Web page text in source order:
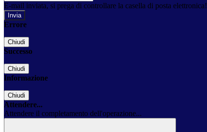
E-mail inviata, si prega di controllare la casella di posta elettronica!
Errore
Chiudi
Successo
Chiudi
Informazione
Chiudi
Attendere...
Attendere il completamento dell'operazione...